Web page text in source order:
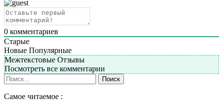
0 комментариев
Старые
Новые Популярные
Межтекстовые Отзывы
Посмотреть все комментарии
Самое читаемое :